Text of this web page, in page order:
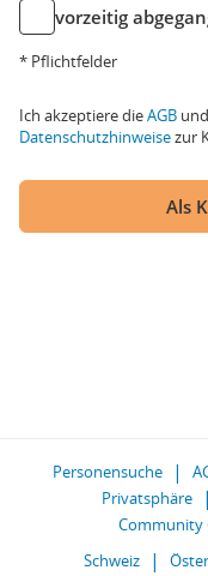
vorzeitig
* Pflichtfelder
Ich akzeptiere dieAGB
Datenschutzhinweisezur
Als
Personensuche
Privatsphäre
Community
Schweiz